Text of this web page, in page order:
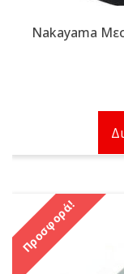
Nakayama
Προσφορά!